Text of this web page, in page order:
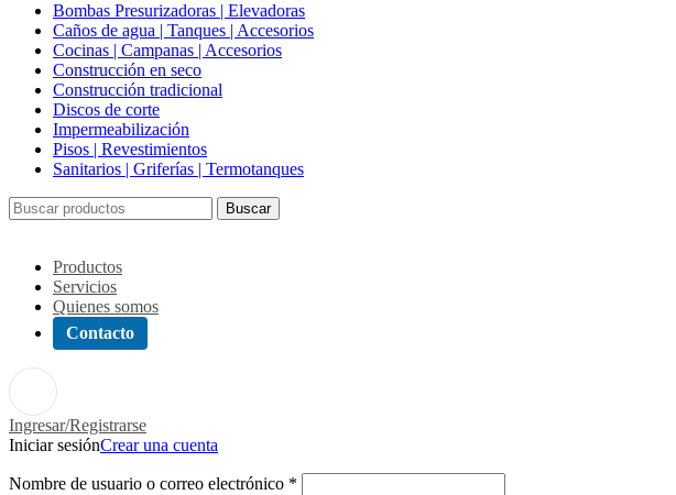
Bombas Presurizadoras | Elevadoras
Caños de agua | Tanques | Accesorios
Cocinas | Campanas | Accesorios
Construcción en seco
Construcción tradicional
Discos de corte
Impermeabilización
Pisos | Revestimientos
Sanitarios | Griferías | Termotanques
Buscar
Productos
Servicios
Quienes somos
Contacto
Ingresar/Registrarse
Iniciar sesiónCrear una cuenta
Nombre de usuario o correo electrónico *